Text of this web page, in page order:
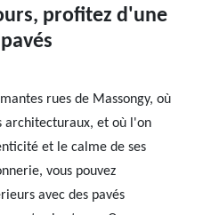
profitez d'une
rues de Massongy, où
architecturaux, et où l'on
et le calme de ses
vous pouvez
avec des pavés